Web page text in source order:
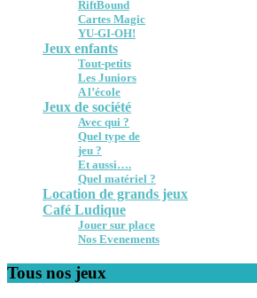
RiftBound
Cartes Magic
YU-GI-OH!
Jeux enfants
Tout-petits
Les Juniors
A l’école
Jeux de société
Avec qui ?
Quel type de
jeu ?
Et aussi….
Quel matériel ?
Location de grands jeux
Café Ludique
Jouer sur place
Nos Evenements
Tous nos jeux